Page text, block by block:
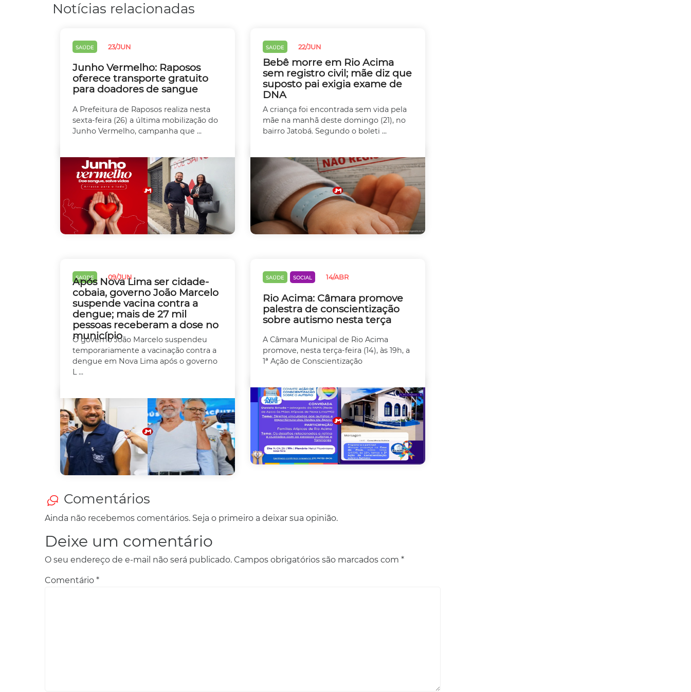
Notícias relacionadas
SAÚDE 23/JUN
Junho Vermelho: Raposos
oferece transporte gratuito
para doadores de sangue
A Prefeitura de Raposos realiza nesta
sexta-feira (26) a última mobilização do
Junho Vermelho, campanha que ...
SAÚDE 22/JUN
Bebê morre em Rio Acima
sem registro civil; mãe diz que
suposto pai exigia exame de
DNA
A criança foi encontrada sem vida pela
mãe na manhã deste domingo (21), no
bairro Jatobá. Segundo o boleti ...
SAÚDE 09/JUN
Após Nova Lima ser cidade-
cobaia, governo João Marcelo
suspende vacina contra a
dengue; mais de 27 mil
pessoas receberam a dose no
município
O governo João Marcelo suspendeu
temporariamente a vacinação contra a
dengue em Nova Lima após o governo
L ...
SAÚDE SOCIAL 14/ABR
Rio Acima: Câmara promove
palestra de conscientização
sobre autismo nesta terça
A Câmara Municipal de Rio Acima
promove, nesta terça-feira (14), às 19h, a
1ª Ação de Conscientização
Comentários
Ainda não recebemos comentários. Seja o primeiro a deixar sua opinião.
Deixe um comentário
O seu endereço de e-mail não será publicado. Campos obrigatórios são marcados com *
Comentário *